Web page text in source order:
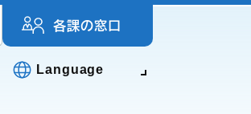
各課の窓口
Language